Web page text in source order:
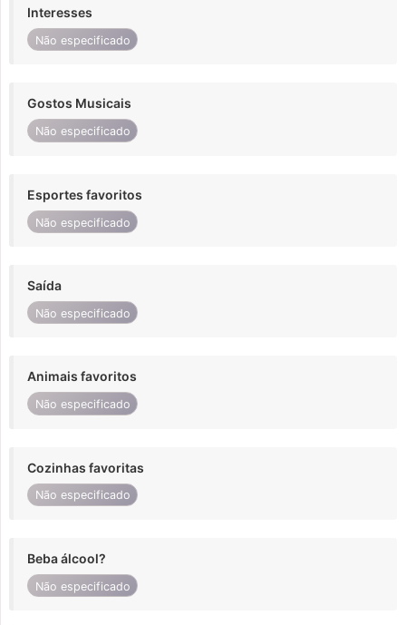
Interesses
Não especificado
Gostos Musicais
Não especificado
Esportes favoritos
Não especificado
Saída
Não especificado
Animais favoritos
Não especificado
Cozinhas favoritas
Não especificado
Beba álcool?
Não especificado